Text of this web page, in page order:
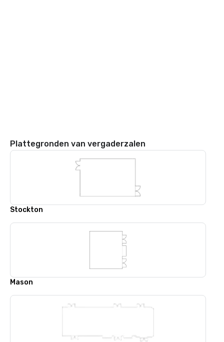
Plattegronden van vergaderzalen
Stockton
Mason